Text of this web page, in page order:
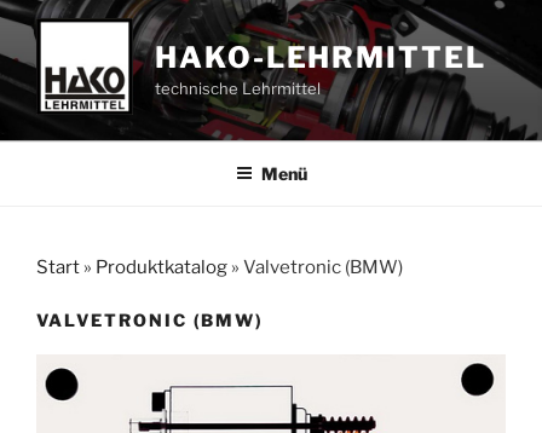
Zum
Inhalt
springen
HAKO-LEHRMITTEL
technische Lehrmittel
Menü
Start » Produktkatalog » Valvetronic (BMW)
VALVETRONIC (BMW)